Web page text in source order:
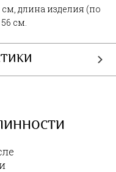
см, длина изделия (по
см.